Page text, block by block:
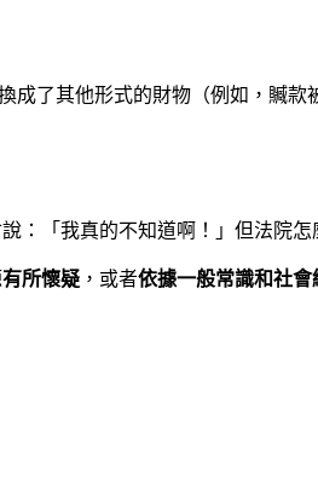
成了其他形式的財物（例如，贓
：「我真的不知道啊！」但法院怎
有所懷疑 ，或者依據一般常識和社